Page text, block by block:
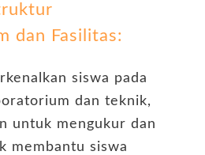
dan Fasilitas:
siswa pada
dan teknik,
untuk mengukur dan
membantu siswa